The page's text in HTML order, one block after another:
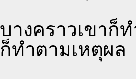
บางคราวเขาก็
ก็ทำตามเหตุผล